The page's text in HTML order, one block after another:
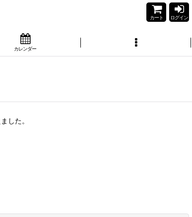
カート ログイン
カレンダー
した。